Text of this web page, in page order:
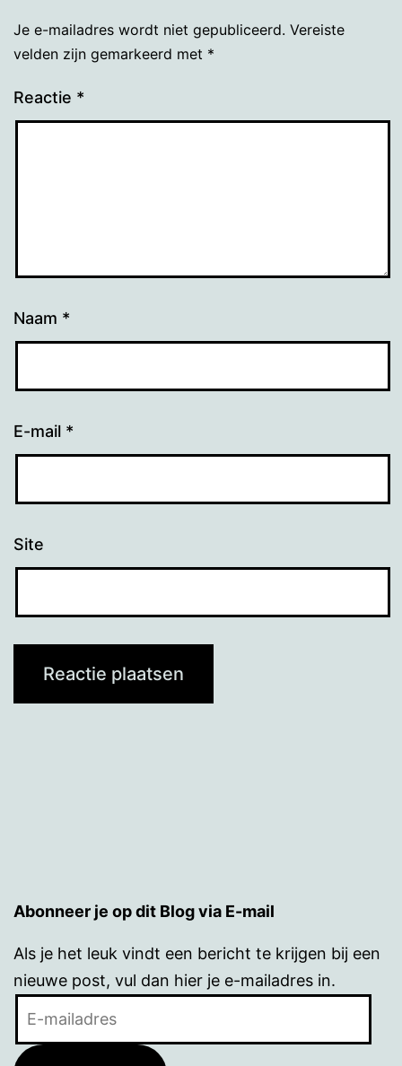
Je e-mailadres wordt niet gepubliceerd. Vereiste
velden zijn gemarkeerd met *
Reactie *
Naam *
E-mail *
Site
Abonneer je op dit Blog via E-mail
Als je het leuk vindt een bericht te krijgen bij een
nieuwe post, vul dan hier je e-mailadres in.